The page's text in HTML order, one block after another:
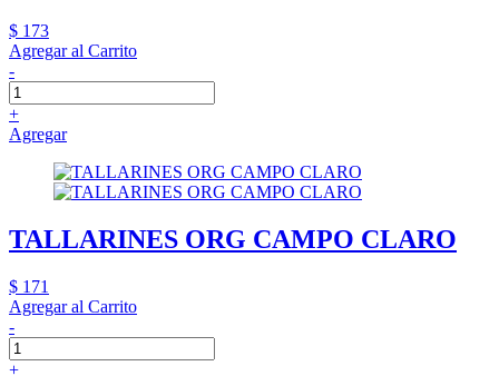
$ 173
Agregar al Carrito
-
+
Agregar
TALLARINES ORG CAMPO CLARO
$ 171
Agregar al Carrito
-
+